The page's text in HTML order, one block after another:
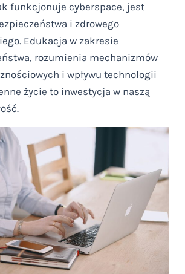
funkcjonuje cyberspace, jest
i zdrowego
Edukacja w zakresie
rozumienia mechanizmów
i wpływu technologii
życie to inwestycja w naszą